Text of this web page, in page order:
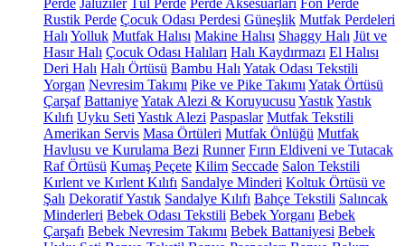
Perde Jaluziler Tül Perde Perde Aksesuarları Fon Perde
Rustik Perde Çocuk Odası Perdesi Güneşlik Mutfak Perdeleri
Halı Yolluk Mutfak Halısı Makine Halısı Shaggy Halı Jüt ve
Hasır Halı Çocuk Odası Halıları Halı Kaydırmazı El Halısı
Deri Halı Halı Örtüsü Bambu Halı Yatak Odası Tekstili
Yorgan Nevresim Takımı Pike ve Pike Takımı Yatak Örtüsü
Çarşaf BattaniyeYatak Alezi & Koruyucusu YastıkYastık
Kılıfı Uyku Seti Yastık Alezi Paspaslar Mutfak Tekstili
Amerikan Servis Masa Örtüleri Mutfak Önlüğü Mutfak
Havlusu ve Kurulama Bezi Runner Fırın Eldiveni ve Tutacak
Raf Örtüsü Kumaş Peçete Kilim Seccade Salon Tekstili
Kırlent ve Kırlent Kılıfı Sandalye Minderi Koltuk Örtüsü ve
Şalı Dekoratif Yastık Sandalye Kılıfı Bahçe Tekstili Salıncak
Minderleri Bebek Odası Tekstili Bebek Yorganı Bebek
Çarşafı Bebek Nevresim Takımı Bebek Battaniyesi Bebek